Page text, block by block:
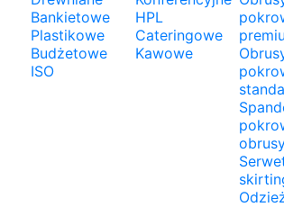
Bankietowe
Plastikowe
Budżetowe
ISO
HPL
Cateringowe
Kawowe